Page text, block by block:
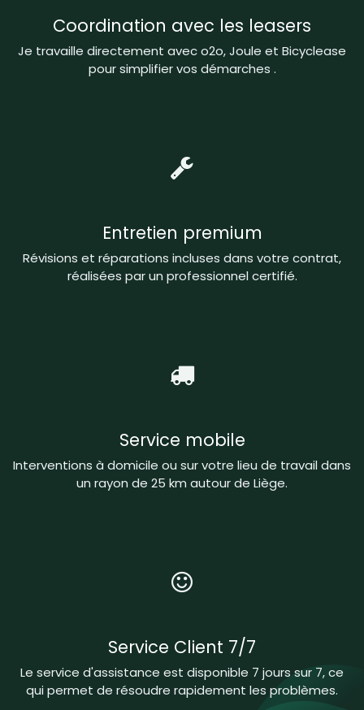
Coordination avec les leasers
Je travaille directement avec o2o, Joule et Bicyclease
pour simplifier vos démarches .
Entretien premium
Révisions et réparations incluses dans votre contrat,
réalisées par un professionnel certifié.
Service mobile
Interventions à domicile ou sur votre lieu de travail dans
un rayon de 25 km autour de Liège.
Service Client 7/7
Le service d'assistance est disponible 7 jours sur 7, ce
qui permet de résoudre rapidement les problèmes.